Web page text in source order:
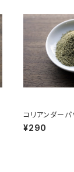
コリアンダーパ
¥290